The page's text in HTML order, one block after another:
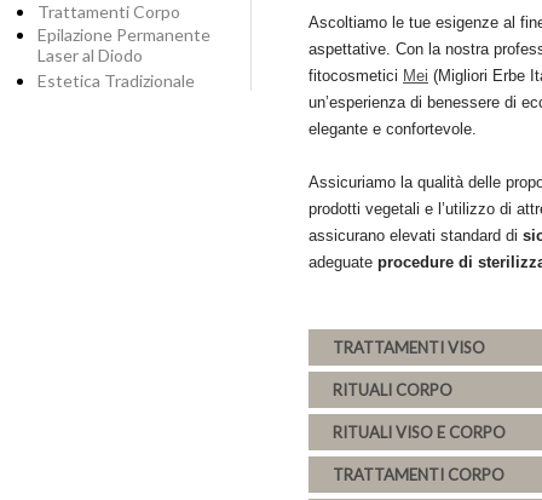
Trattamenti Corpo
Epilazione Permanente
Laser al Diodo
Estetica Tradizionale
Ascoltiamo le tue esigenze al
aspettative. Con la nostra
fitocosmetici Mei (Migliori Erbe
un’esperienza di benessere di
elegante e confortevole.
Assicuriamo la qualità delle
prodotti vegetali e l’utilizzo di
assicurano elevati standard di
adeguate procedure di
TRATTAMENTI VISO
RITUALI CORPO
RITUALI VISO E CORPO
TRATTAMENTI CORPO